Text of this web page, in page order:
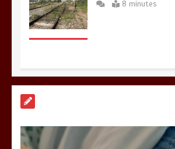
8 minutes